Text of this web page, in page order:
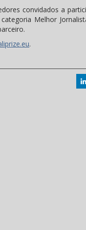
convidados a
Melhor
.